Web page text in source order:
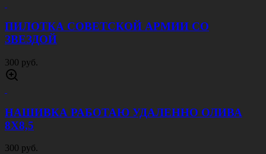
ПИЛОТКА СОВЕТСКОЙ АРМИИ CО
ЗВЕЗДОЙ
300 руб.
НАШИВКА РАБОТАЮ УДАЛЕННО ОЛИВА
8Х8,5
300 руб.